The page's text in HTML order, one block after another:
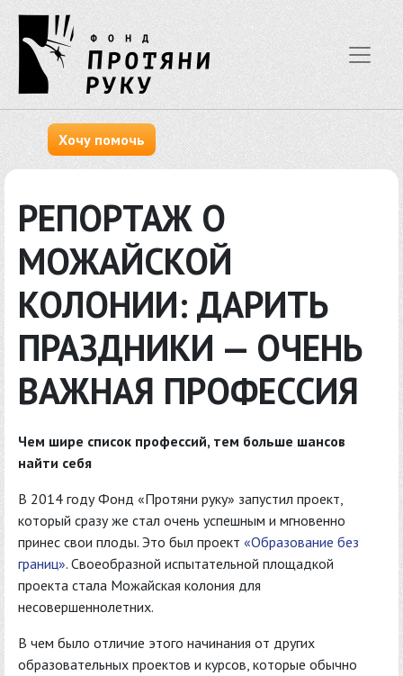
Хочу помочь
РЕПОРТАЖ О
МОЖАЙСКОЙ
КОЛОНИИ: ДАРИТЬ
ПРАЗДНИКИ — ОЧЕНЬ
ВАЖНАЯ ПРОФЕССИЯ
Чем шире список профессий, тем больше шансов
найти себя
В 2014 году Фонд «Протяни руку» запустил проект,
который сразу же стал очень успешным и мгновенно
принес свои плоды. Это был проект «Образование без
границ». Своеобразной испытательной площадкой
проекта стала Можайская колония для
несовершеннолетних.
В чем было отличие этого начинания от других
образовательных проектов и курсов, которые обычно